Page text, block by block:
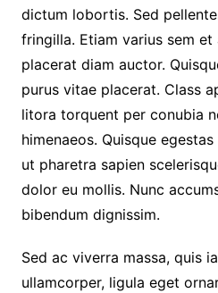
dictum lobortis. Sed
fringilla. Etiam varius sem et
placerat diam auctor.
purus vitae placerat. Class
litora torquent per conubia
himenaeos. Quisque
ut pharetra sapien
dolor eu mollis. Nunc
bibendum dignissim.
Sed ac viverra massa, quis
ullamcorper, ligula eget